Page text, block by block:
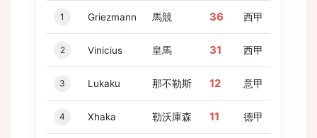
1 Griezmann 馬競 36 西甲
2 Vinicius 皇馬 31 西甲
3 Lukaku 那不勒斯 12 意甲
4 Xhaka 勒沃庫森 11 德甲